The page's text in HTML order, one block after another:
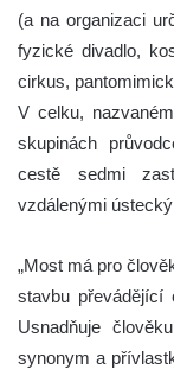
(a na organizaci
fyzické divadlo,
cirkus,
V celku,
skupinách
cestě sedmi
vzdálenými
„Most má pro
stavbu převádějící
Usnadňuje
synonym a